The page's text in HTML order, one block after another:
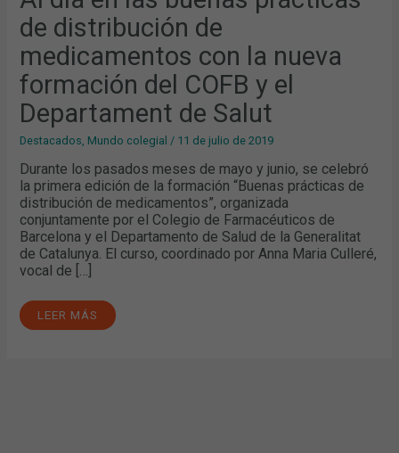
de distribución de
medicamentos con la nueva
formación del COFB y el
Departament de Salut
Destacados Mundo colegial / 11 de julio de 2019
Durante los pasados meses de mayo y junio, se celebró
la primera edición de la formación “Buenas prácticas de
distribución de medicamentos”, organizada
conjuntamente por el Colegio de Farmacéuticos de
Barcelona y el Departamento de Salud de la Generalitat
de Catalunya. El curso, coordinado por Anna Maria Culleré,
vocal de […]
CON
LA
NUEVA
FORMACIÓN
DEL
COFB
Y
EL
DEPARTAMENT
DE
SALUT
LEER MÁS